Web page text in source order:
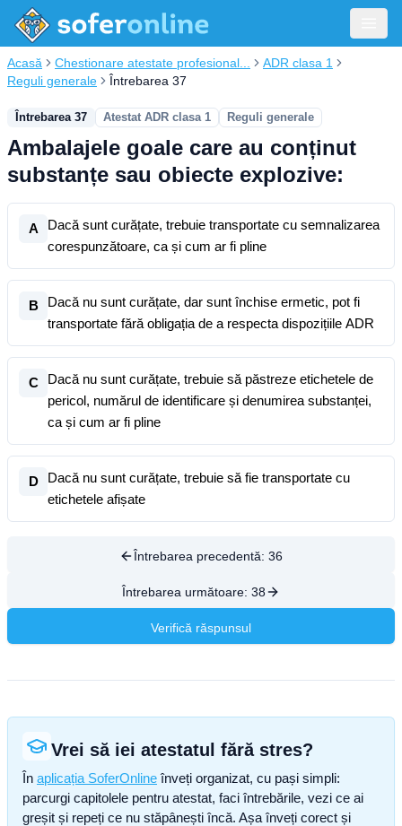
Acasă Chestionare atestate profesional...
ADR clasa 1
Reguli generale
Întrebarea 37
Întrebarea 37 Atestat ADR clasa 1 Reguli generale
Ambalajele goale care au conținut
substanțe sau obiecte explozive:
A
Dacă sunt curățate, trebuie transportate cu semnalizarea
corespunzătoare, ca și cum ar fi pline
B
Dacă nu sunt curățate, dar sunt închise ermetic, pot fi
transportate fără obligația de a respecta dispozițiile ADR
C
Dacă nu sunt curățate, trebuie să păstreze etichetele de
pericol, numărul de identificare și denumirea substanței,
ca și cum ar fi pline
D
Dacă nu sunt curățate, trebuie să fie transportate cu
etichetele afișate
Întrebarea precedentă: 36
Întrebarea următoare: 38
Verifică răspunsul
Vrei să iei atestatul fără stres?
În aplicația SoferOnline înveți organizat, cu pași simpli:
parcurgi capitolele pentru atestat, faci întrebările, vezi ce ai
greșit și repeți ce nu stăpânești încă. Așa înveți corect și